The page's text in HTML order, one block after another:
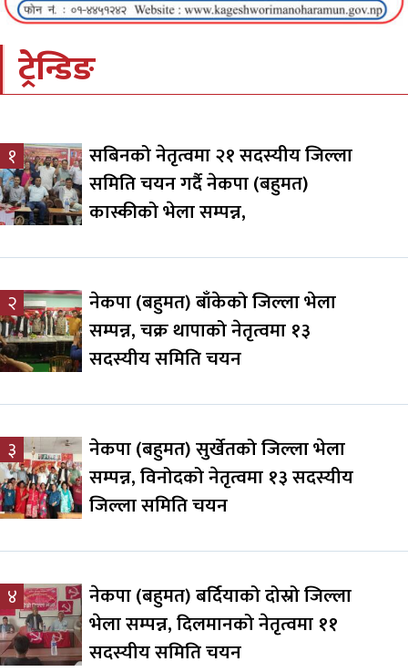
ट्रेन्डिङ
१
सबिनको नेतृत्वमा २१ सदस्यीय जिल्ला
समिति चयन गर्दै नेकपा (बहुमत)
कास्कीको भेला सम्पन्न,
२
नेकपा (बहुमत) बाँकेको जिल्ला भेला
सम्पन्न, चक्र थापाको नेतृत्वमा १३
सदस्यीय समिति चयन
३
नेकपा (बहुमत) सुर्खेतको जिल्ला भेला
सम्पन्न, विनोदको नेतृत्वमा १३ सदस्यीय
जिल्ला समिति चयन
४
नेकपा (बहुमत) बर्दियाको दोस्रो जिल्ला
भेला सम्पन्न, दिलमानको नेतृत्वमा ११
सदस्यीय समिति चयन